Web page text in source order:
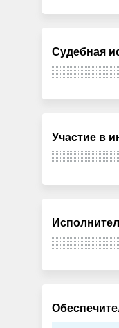
Судебная
Участие в